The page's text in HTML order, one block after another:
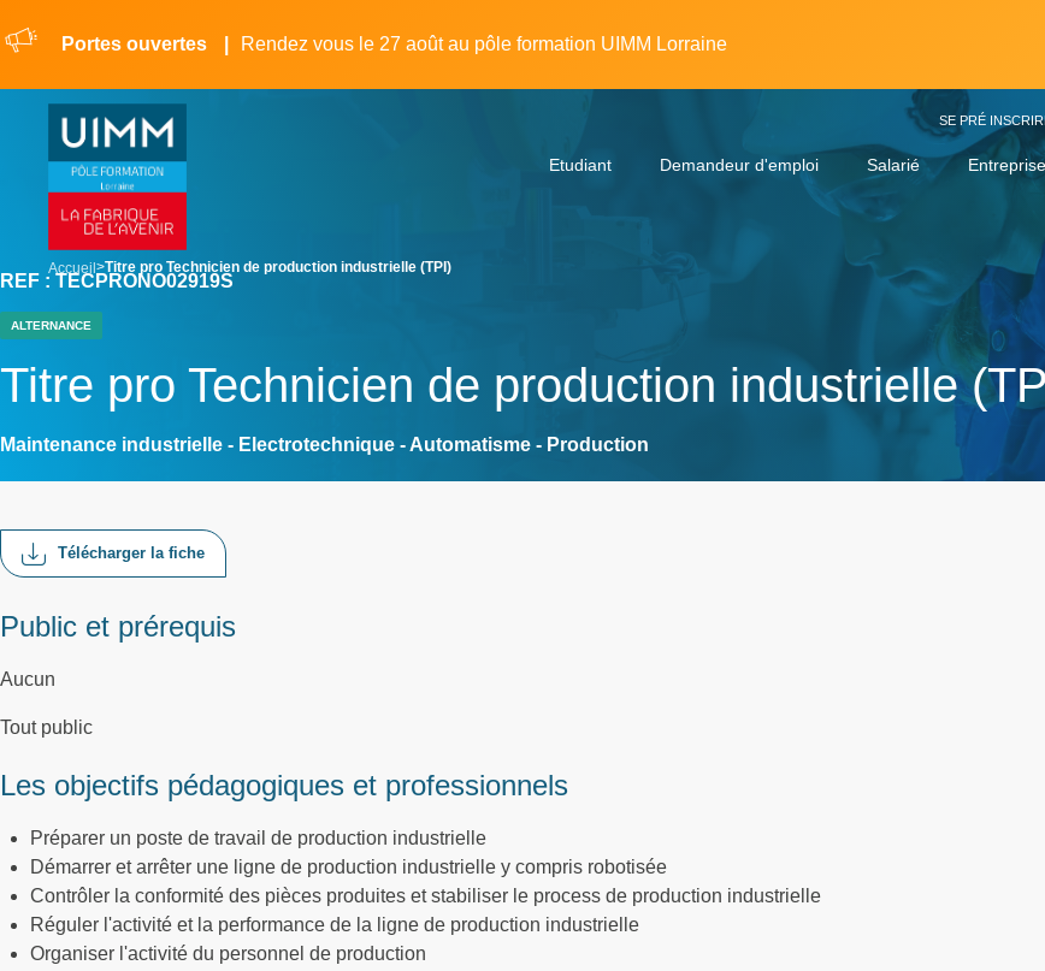
au
principal
Portes ouvertes Rendez vous le 27 août au pôle formation UIMM Lorraine
SE PRÉ
Etudiant Demandeur d'emploi Salarié Entreprise
breadcrumb
Accueil Titre pro Technicien de production industrielle (TPI)
REF : TECPRONO02919S
ALTERNANCE
Titre pro Technicien de production industrielle
Maintenance industrielle - Electrotechnique - Automatisme - Production
Télécharger la fiche
Public et prérequis
Aucun
Tout public
Les objectifs pédagogiques et professionnels
Préparer un poste de travail de production industrielle
Démarrer et arrêter une ligne de production industrielle y compris robotisée
Contrôler la conformité des pièces produites et stabiliser le process de production industrielle
Réguler l'activité et la performance de la ligne de production industrielle
Organiser l'activité du personnel de production